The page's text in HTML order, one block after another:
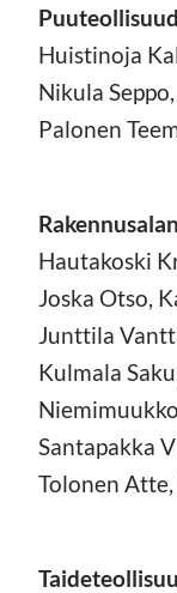
Huistinoja
Nikula
Palonen
Hautakoski
Joska Otso,
Junttila
Kulmala
Santapakka
Tolonen